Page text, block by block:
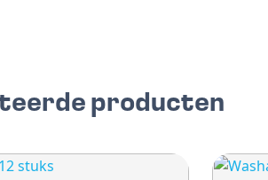
producten